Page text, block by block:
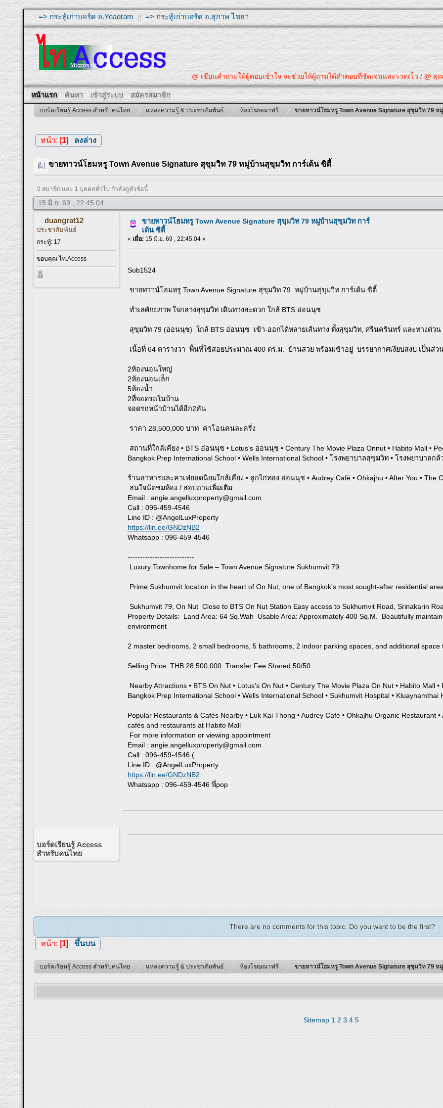
=> กระทู้เก่าบอร์ด อ.Yeadram ||=> กระทู้เก่าบอร์ด อ.สุภาพ ไชยา
@ เขียนคำถามให้ผู้ตอบเข้าใจ จะช่วยให้ผู้ถามได้คำตอบที่ชัดเจนและรวดเร็ว / @ คุณไ
หน้าแรก ค้นหา เข้าสู่ระบบ สมัครสมาชิก
บอร์ดเรียนรู้ Access สำหรับคนไทย แหล่งความรู้ & ประชาสัมพันธ์ ห้องโฆษณาฟรี ขายทาวน์โฮมหรู Town Avenue Signature สุขุมวิท 79 ห
หน้า: [1] ลงล่าง
ขายทาวน์โฮมหรู Town Avenue Signature สุขุมวิท 79 หมู่บ้านสุขุมวิท การ์เด้น ซิตี้
0 สมาชิก และ 1 บุคคลทั่วไป กำลังดูหัวข้อนี้
15 มิ.ย. 69 , 22:45:04
duangrat12
ประชาสัมพันธ์
กระทู้: 17
ขอบคุณ ไท.Access
ขายทาวน์โฮมหรู Town Avenue Signature สุขุมวิท 79 หมู่บ้านสุขุมวิท การ์
เด้น ซิตี้
« เมื่อ: 15 มิ.ย. 69 , 22:45:04 »
Sub1524
ขายทาวน์โฮมหรู Town Avenue Signature สุขุมวิท 79 หมู่บ้านสุขุมวิท การ์เด้น ซิตี้
ทำเลศักยภาพ ใจกลางสุขุมวิท เดินทางสะดวก ใกล้ BTS อ่อนนุช
สุขุมวิท 79 (อ่อนนุช) ใกล้ BTS อ่อนนุช เข้า-ออกได้หลายเส้นทาง ทั้งสุขุมวิท, ศรีนครินทร์ และทางด่วน
เนื้อที่ 64 ตารางวา พื้นที่ใช้สอยประมาณ 400 ตร.ม. บ้านสวย พร้อมเข้าอยู่ บรรยากาศเงียบสงบ เป็นส่ว
2ห้องนอนใหญ่
2ห้องนอนเล็ก
5ห้องน้ำ
2ที่จอดรถในบ้าน
จอดรถหน้าบ้านได้อีก2คัน
ราคา 28,500,000 บาท ค่าโอนคนละครึ่ง
สถานที่ใกล้เคียง • BTS อ่อนนุช • Lotus's อ่อนนุช • Century The Movie Plaza Onnut • Habito Mall •
Bangkok Prep International School • Wells International School • โรงพยาบาลสุขุมวิท • โรงพยาบาลก
ร้านอาหารและคาเฟ่ยอดนิยมใกล้เคียง • ลูกไก่ทอง อ่อนนุช • Audrey Café • Ohkajhu • After You • The
สนใจนัดชมห้อง / สอบถามเพิ่มเติม
Email :angie.angelluxproperty@gmail.com
Call : 096-459-4546
Line ID : @AngelLuxProperty
https://lin.ee/GNDzNB2
Whatsapp : 096-459-4546
---------------------------
Luxury Townhome for Sale – Town Avenue Signature Sukhumvit 79
Prime Sukhumvit location in the heart of On Nut, one of Bangkok's most sought-after residential
Sukhumvit 79, On Nut Close to BTS On Nut Station Easy access to Sukhumvit Road, Srinakarin
Property Details: Land Area: 64 Sq.Wah Usable Area: Approximately 400 Sq.M. Beautifully
environment
2 master bedrooms, 2 small bedrooms, 5 bathrooms, 2 indoor parking spaces, and additional
Selling Price: THB 28,500,000 Transfer Fee Shared 50/50
Nearby Attractions • BTS On Nut • Lotus's On Nut • Century The Movie Plaza On Nut • Habito Mall
Bangkok Prep International School • Wells International School • Sukhumvit Hospital • Kluaynamthai
Popular Restaurants & Cafés Nearby • Luk Kai Thong • Audrey Café • Ohkajhu Organic Restaurant
cafés and restaurants at Habito Mall
For more information or viewing appointment
Email :angie.angelluxproperty@gmail.com
Call : 096-459-4546 (
Line ID : @AngelLuxProperty
https://lin.ee/GNDzNB2
Whatsapp : 096-459-4546 พี่pop
บอร์ดเรียนรู้ Access
สำหรับคนไทย
There are no comments for this topic. Do you want to be the first?
หน้า: [1] ขึ้นบน
บอร์ดเรียนรู้ Access สำหรับคนไทย แหล่งความรู้ & ประชาสัมพันธ์ ห้องโฆษณาฟรี ขายทาวน์โฮมหรู Town Avenue Signature สุขุมวิท 79 ห
Sitemap 1 2 3 4 5